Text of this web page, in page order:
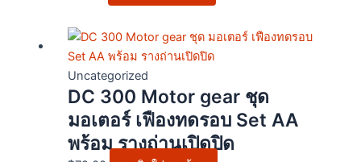
Uncategorized
DC 300 Motor gear ชุด
มอเตอร์ เฟืองทดรอบ Set AA
พร้อม รางถ่านเปิดปิด